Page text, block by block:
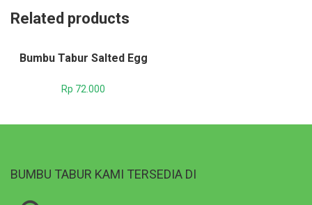
Related products
Bumbu Tabur Salted Egg
Rp 72.000
BUMBU TABUR KAMI TERSEDIA DI